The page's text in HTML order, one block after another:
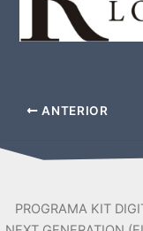
ANTERIOR
PROGRAMA KIT